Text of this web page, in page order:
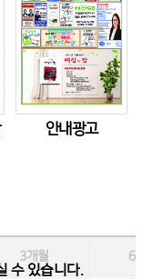
안내광고
수 있습니다.
3개월 6개